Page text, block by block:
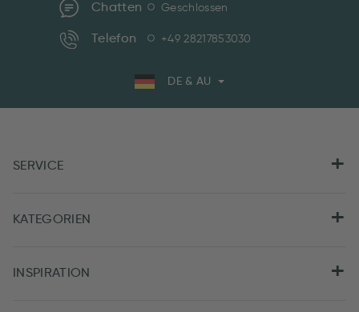
Chatten Geschlossen
Telefon +49 28217853030
DE & AU
SERVICE
KATEGORIEN
INSPIRATION